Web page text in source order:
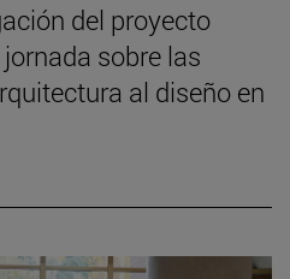
del proyecto
sobre las
al diseño en